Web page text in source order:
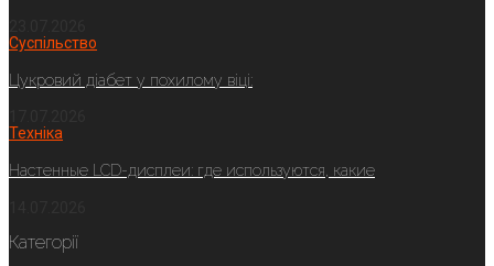
Суспільство
Цукровий діабет у похилому віці:
Техніка
Настенные LCD-дисплеи: где используются, какие
Категорії